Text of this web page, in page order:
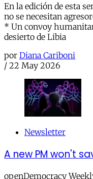
En la edición de esta
no se necesitan
* Un convoy
desierto de Libia
por Diana Cariboni
/ 22 May 2026
Newsletter
A new PM won't
openDemocracy